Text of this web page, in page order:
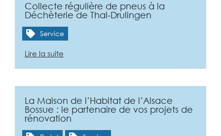
Collecte régulière de pneus à la
Déchèterie de Thal-Drulingen
Service
Lire la suite
La Maison de l’Habitat de l’Alsace
Bossue : le partenaire de vos projets de
rénovation